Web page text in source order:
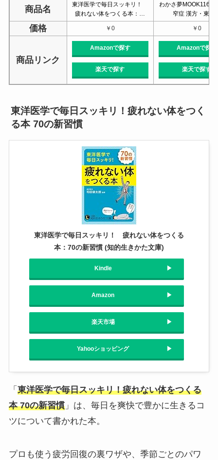
商品名
東洋医学で毎日スッキリ！
疲れない体をつくる本：…
わかさ夢MOOK116
窄症 漢方・東
価格 ￥0 ￥0
商品リンク
Amazonで探す
楽天で探す
Amazonで探す
楽天で探す
東洋医学で毎日スッキリ！疲れない体をつく
る本 70の新習慣
東洋医学で毎日スッキリ！ 疲れない体をつくる
本：70の新習慣 (知的生きかた文庫)
Kindle
Amazon
楽天市場
Yahooショッピング
「 東洋医学で毎日スッキリ！疲れない体をつくる
本 70の新習慣」は、毎日を爽快で豊かに生きるコ
ツについて書かれた本。
プロも使う疲労回復の裏ワザや、季節ごとのパワ